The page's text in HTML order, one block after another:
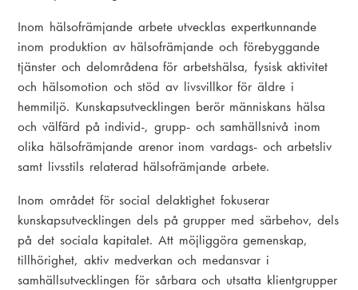
Inom hälsofrämjande arbete utvecklas expertkunnande
inom produktion av hälsofrämjande och förebyggande
tjänster och delområdena för arbetshälsa, fysisk aktivitet
och hälsomotion och stöd av livsvillkor för äldre i
hemmiljö. Kunskapsutvecklingen berör människans hälsa
och välfärd på individ-, grupp- och samhällsnivå inom
olika hälsofrämjande arenor inom vardags- och arbetsliv
samt livsstils relaterad hälsofrämjande arbete.
Inom området för social delaktighet fokuserar
kunskapsutvecklingen dels på grupper med särbehov, dels
på det sociala kapitalet. Att möjliggöra gemenskap,
tillhörighet, aktiv medverkan och medansvar i
samhällsutvecklingen för sårbara och utsatta klientgrupper